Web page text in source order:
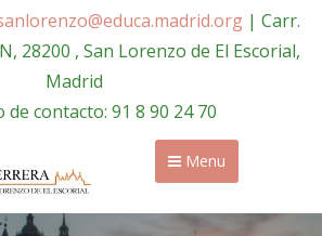
| Carr.
28200 , San Lorenzo de El Escorial,
Madrid
de contacto: 91 8 90 24 70
Menu